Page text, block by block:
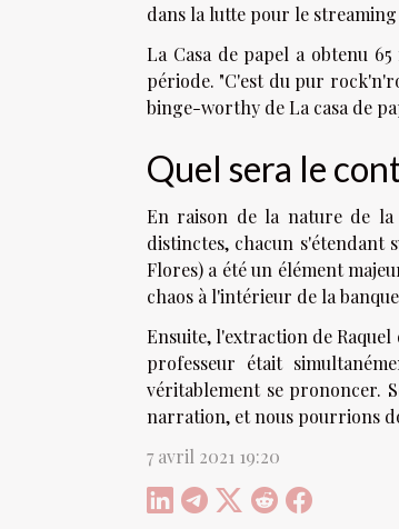
dans la lutte pour le
La Casa de papel a obtenu
période. "C'est du pur
binge-worthy de La casa de
Quel sera le
En raison de la nature de la
distinctes, chacun s'étendant
Flores) a été un élément
chaos à l'intérieur de la
Ensuite, l'extraction de
professeur était
véritablement se prononcer.
narration, et nous pourrions
7 avril 2021 19:20